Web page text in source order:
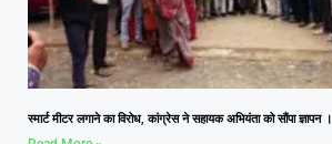
स्मार्ट मीटर लगाने का विरोध, कांग्रेस ने सहायक अभियंता को सौंपा ज्ञापन ।